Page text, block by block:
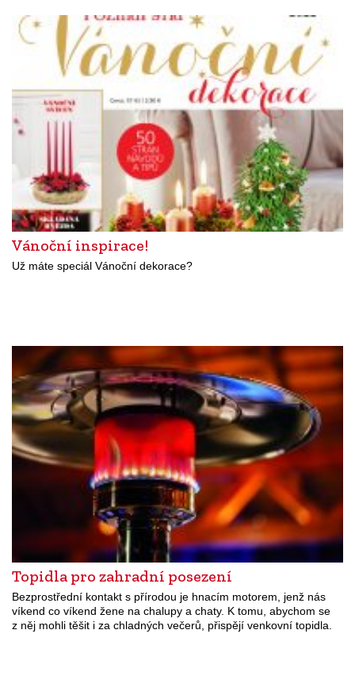
Vánoční inspirace!
Už máte speciál Vánoční dekorace?
Topidla pro zahradní posezení
Bezprostřední kontakt s přírodou je hnacím motorem, jenž nás
víkend co víkend žene na chalupy a chaty. K tomu, abychom se
z něj mohli těšit i za chladných večerů, přispějí venkovní topidla.